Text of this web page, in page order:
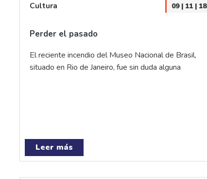
Cultura 09 | 11 | 18
Perder el pasado
El reciente incendio del Museo Nacional de Brasil,
situado en Rio de Janeiro, fue sin duda alguna
Leer más